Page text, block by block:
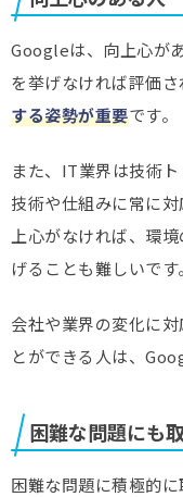
Googleは、向上心が
を挙げなければ評価さ
する姿勢が重要です。
また、IT業界は技術
技術や仕組みに常に
上心がなければ、環
げることも難しいです。
会社や業界の変化に
とができる人は、
困難な問題にも
困難な問題に積極的